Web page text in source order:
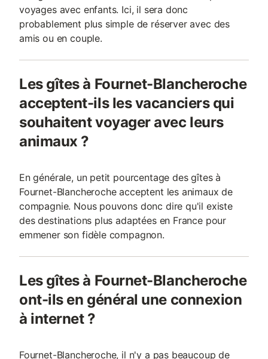
voyages avec enfants. Ici, il sera donc
probablement plus simple de réserver avec des
amis ou en couple.
Les gîtes à Fournet-Blancheroche
acceptent-ils les vacanciers qui
souhaitent voyager avec leurs
animaux ?
En générale, un petit pourcentage des gîtes à
Fournet-Blancheroche acceptent les animaux de
compagnie. Nous pouvons donc dire qu'il existe
des destinations plus adaptées en France pour
emmener son fidèle compagnon.
Les gîtes à Fournet-Blancheroche
ont-ils en général une connexion
à internet ?
Fournet-Blancheroche, il n'y a pas beaucoup de